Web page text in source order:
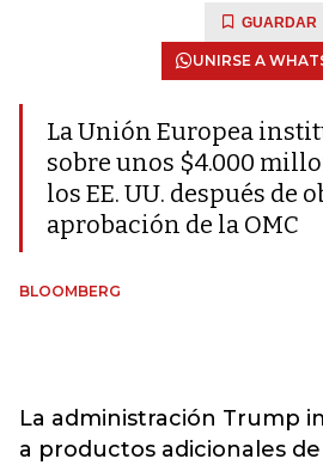
GUARDAR
UNIRSE A
La Unión Europea
sobre unos $4.000
los EE. UU. después de
aprobación de la OMC
BLOOMBERG
La administración Trump
a productos adicionales